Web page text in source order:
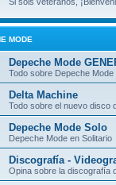
MODE
Depeche Mode
Todo sobre Depeche Mode
Delta Machine
Todo sobre el nuevo disco
Depeche Mode Solo
Depeche Mode en Solitario
Discografía -
Opina sobre la discografía